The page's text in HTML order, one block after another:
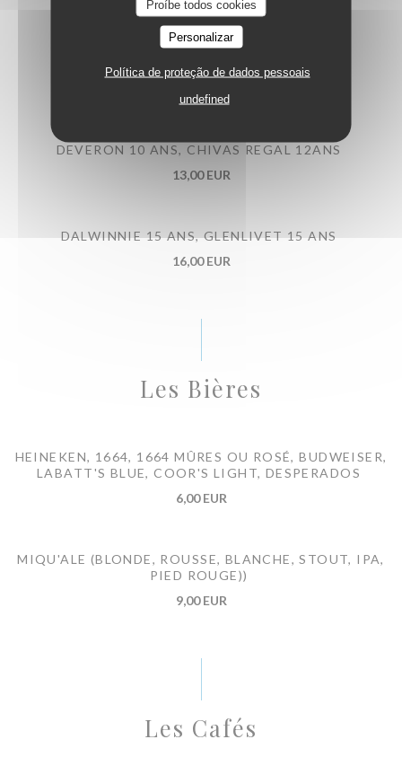
Proíbe todos cookies
Personalizar
Política de proteção de dados pessoais
undefined
DEVERON 10 ANS, CHIVAS REGAL 12ANS
13,00 EUR
DALWINNIE 15 ANS, GLENLIVET 15 ANS
16,00 EUR
Les Bières
HEINEKEN, 1664, 1664 MÛRES OU ROSÉ, BUDWEISER,
LABATT'S BLUE, COOR'S LIGHT, DESPERADOS
6,00 EUR
MIQU'ALE (BLONDE, ROUSSE, BLANCHE, STOUT, IPA,
PIED ROUGE))
9,00 EUR
Les Cafés